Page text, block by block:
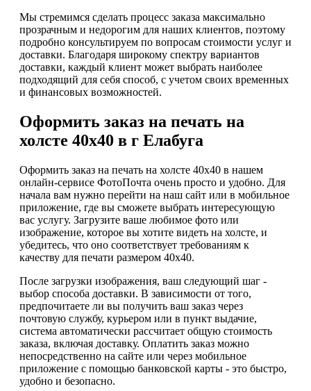
Мы стремимся сделать процесс заказа максимально
прозрачным и недорогим для наших клиентов, поэтому
подробно консультируем по вопросам стоимости услуг и
доставки. Благодаря широкому спектру вариантов
доставки, каждый клиент может выбрать наиболее
подходящий для себя способ, с учетом своих временных
и финансовых возможностей.
Оформить заказ на печать на
холсте 40х40 в г Елабуга
Оформить заказ на печать на холсте 40х40 в нашем
онлайн-сервисе ФотоПочта очень просто и удобно. Для
начала вам нужно перейти на наш сайт или в мобильное
приложение, где вы сможете выбрать интересующую
вас услугу. Загрузите ваше любимое фото или
изображение, которое вы хотите видеть на холсте, и
убедитесь, что оно соответствует требованиям к
качеству для печати размером 40х40.
После загрузки изображения, ваш следующий шаг -
выбор способа доставки. В зависимости от того,
предпочитаете ли вы получить ваш заказ через
почтовую службу, курьером или в пункт выдачие,
система автоматически рассчитает общую стоимость
заказа, включая доставку. Оплатить заказ можно
непосредственно на сайте или через мобильное
приложение с помощью банковской карты - это быстро,
удобно и безопасно.